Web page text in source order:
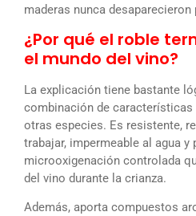
maderas nunca
¿Por qué el roble
el mundo del vino?
La explicación tiene bastante
combinación de
otras especies. Es resistente,
trabajar, impermeable al agua y
microoxigenación controlada
del vino durante la crianza.
Además, aporta compuestos